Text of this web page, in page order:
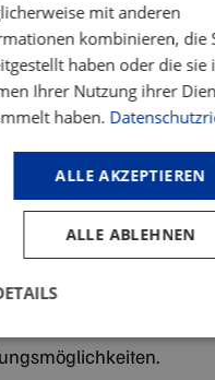
und Perspektive:Ein
in einem
mit flachen Hierarchien
Lage:Moderner
Stadtgrenzen mit
an den ÖPNV.
Gezielte Förderung
mit anderen
kombinieren, die
haben oder die sie
Ihrer Nutzung ihrer
haben.
ALLE AKZEPTIEREN
ALLE ABLEHNEN
Unbedingt
erforderlich